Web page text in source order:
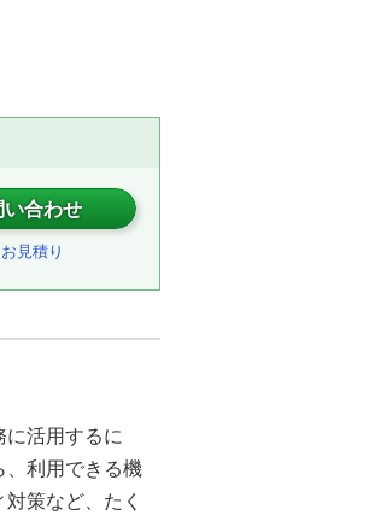
い合わせ
見積り
に活用するに
、利用できる機
策など、たく